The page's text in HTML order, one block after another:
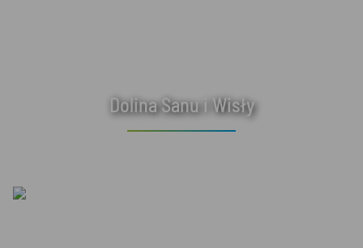
Dolina Sanu i Wisły